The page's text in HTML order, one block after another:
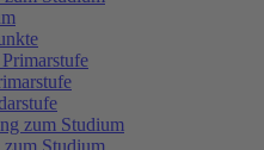
zum Studium